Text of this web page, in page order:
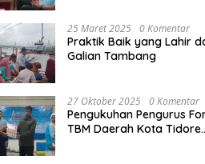
25 Maret 2025 0 Komentar
Praktik Baik yang Lahir
Galian Tambang
27 Oktober 2025 0 Komentar
Pengukuhan Pengurus
TBM Daerah Kota Tidore